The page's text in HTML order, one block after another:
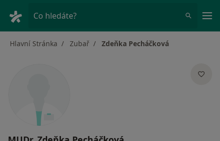
Co hledáte?
Hlavní Stránka Zubař Zdeňka Pecháčková